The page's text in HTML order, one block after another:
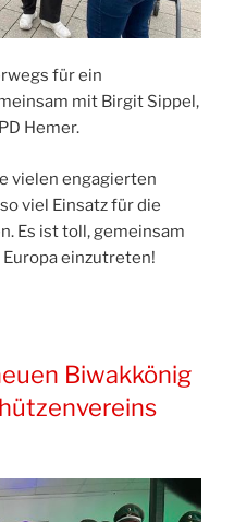
für ein
mit Birgit Sippel,
Hemer.
vielen engagierten
viel Einsatz für die
Es ist toll, gemeinsam
einzutreten!
Biwakkönig